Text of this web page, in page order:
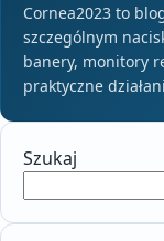
Cornea2023 to
szczególnym
banery, monitory
praktyczne
Szukaj